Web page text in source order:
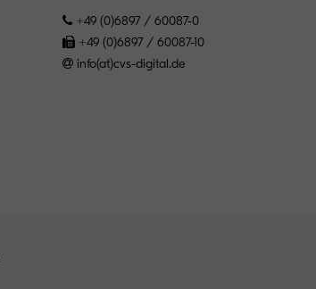
+49 (0)6897 / 60087-0
+49 (0)6897 / 60087-10
info(at)cvs-digital.de